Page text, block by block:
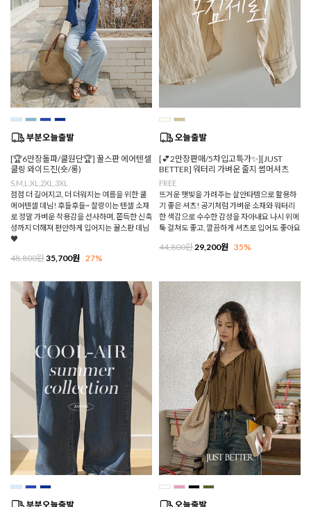
[🏆6만장돌파/쿨원단🏆] 꿀스판 에어텐셀
쿨링 와이드진(숏/롱)
S,M,L,XL,2XL,3XL
점점 더 길어지고, 더 더워지는 여름을 위한 쿨
에어텐셀 데님! 후들후들~ 찰랑이는 텐셀 소재
로 정말 가벼운 착용감을 선사하며, 쫀득한 신축
성까지 더해져 편안하게 입어지는 꿀스판 데님
♥
48,800원35,700원 27%
[💕2만장판매/5차입고특가✨][JUST
BETTER] 워터리 가벼운 줄지 썸머셔츠
FREE
뜨거운 햇빛을 가려주는 살안타템으로 활용하
기 좋은 셔츠! 공기처럼 가벼운 소재와 워터리
한 색감으로 수수한 감성을 자아내요 나시 위에
툭 걸쳐도 좋고, 깔끔하게 셔츠로 입어도 좋아요
44,800원29,200원 35%